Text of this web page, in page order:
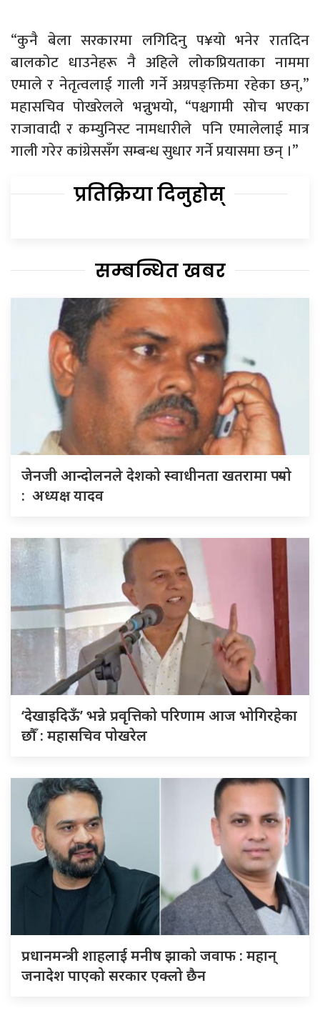
“कुनै बेला सरकारमा लगिदिनु प¥यो भनेर रातदिन
बालकोट धाउनेहरू नै अहिले लोकप्रियताका नाममा
एमाले र नेतृत्वलाई गाली गर्ने अग्रपङ्क्तिमा रहेका छन्,”
महासचिव पोखरेलले भन्नुभयो, “पश्चगामी सोच भएका
राजावादी र कम्युनिस्ट नामधारीले पनि एमालेलाई मात्र
गाली गरेर कांग्रेससँग सम्बन्ध सुधार गर्ने प्रयासमा छन् ।”
प्रतिक्रिया दिनुहोस्
सम्बन्धित खबर
जेनजी आन्दोलनले देशको स्वाधीनता खतरामा पर्‍यो
: अध्यक्ष यादव
‘देखाइदिऊँ’ भन्ने प्रवृत्तिको परिणाम आज भोगिरहेका
छौँ : महासचिव पोखरेल
प्रधानमन्त्री शाहलाई मनीष झाको जवाफ : महान्
जनादेश पाएको सरकार एक्लो छैन